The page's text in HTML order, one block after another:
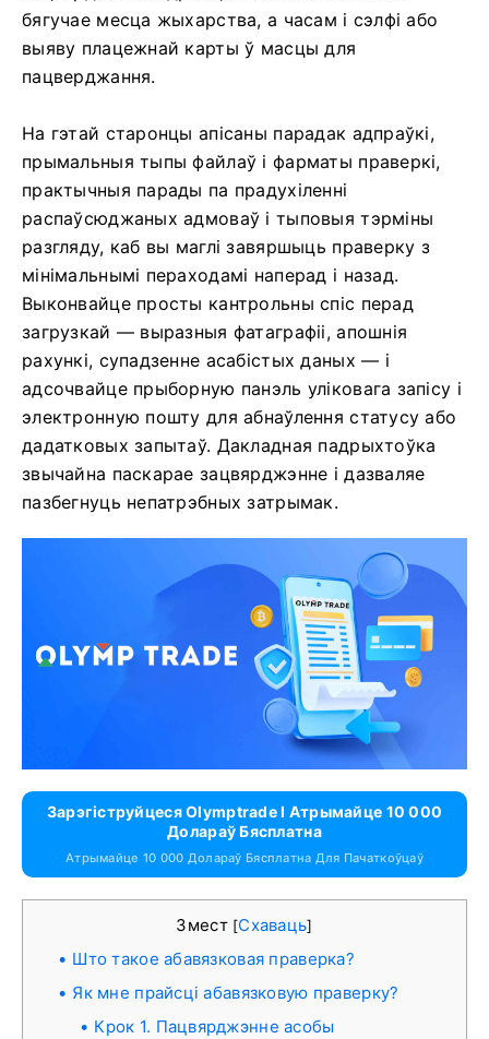
бягучае месца жыхарства, а часам і сэлфі або
выяву плацежнай карты ў масцы для
пацверджання.
На гэтай старонцы апісаны парадак адпраўкі,
прымальныя тыпы файлаў і фарматы праверкі,
практычныя парады па прадухіленні
распаўсюджаных адмоваў і тыповыя тэрміны
разгляду, каб вы маглі завяршыць праверку з
мінімальнымі пераходамі наперад і назад.
Выконвайце просты кантрольны спіс перад
загрузкай — выразныя фатаграфіі, апошнія
рахункі, супадзенне асабістых даных — і
адсочвайце прыборную панэль уліковага запісу і
электронную пошту для абнаўлення статусу або
дадатковых запытаў. Дакладная падрыхтоўка
звычайна паскарае зацвярджэнне і дазваляе
пазбегнуць непатрэбных затрымак.
Зарэгіструйцеся Olymptrade І Атрымайце 10 000
Долараў Бясплатна
Атрымайце 10 000 Долараў Бясплатна Для Пачаткоўцаў
Змест [Схаваць]
Што такое абавязковая праверка?
Як мне прайсці абавязковую праверку?
Крок 1. Пацвярджэнне асобы